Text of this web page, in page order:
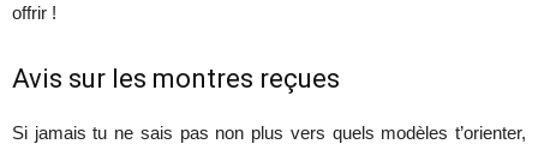
offrir !
Avis sur les montres reçues
Si jamais tu ne sais pas non plus vers quels modèles t’orienter,